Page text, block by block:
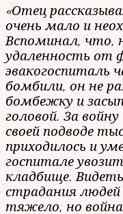
«Отец
очень мало и
Вспоминал, что,
удаленность от
эвакогоспиталь
бомбили, он не
бомбежку и
головой. За войну
своей подводе
приходилось и
госпитале
кладбище.
страдания
тяжело, но